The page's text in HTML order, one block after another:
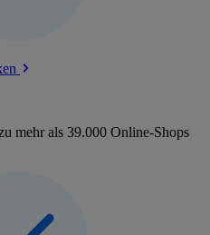
mehr als 39.000 Online-Shops